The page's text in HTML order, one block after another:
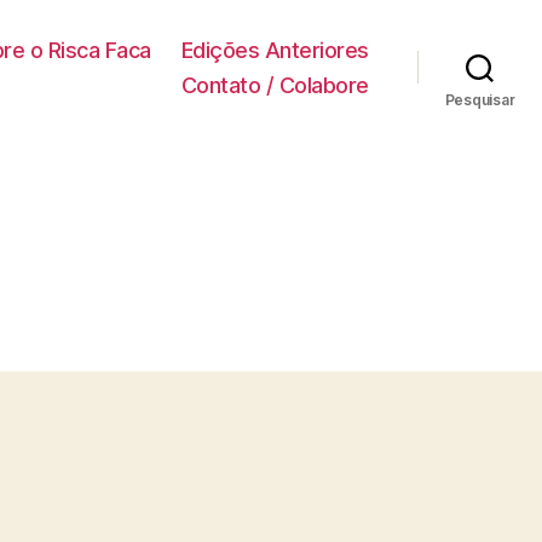
o Risca Faca
Edições Anteriores
Contato / Colabore
Pesquisar